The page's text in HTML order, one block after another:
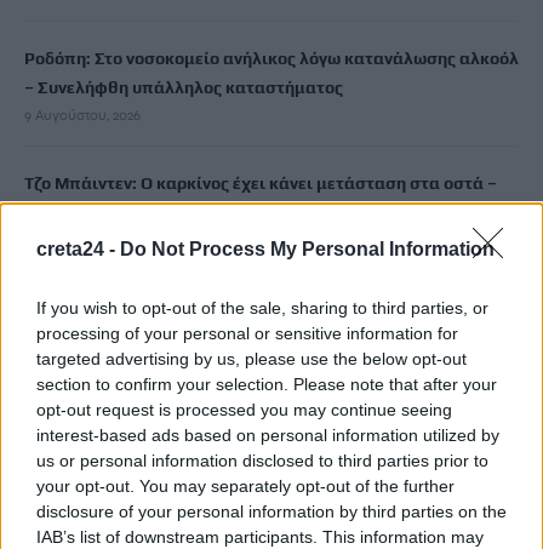
creta24 - Do Not Process My Personal Information
If you wish to opt-out of the sale, sharing to third parties, or
processing of your personal or sensitive information for
targeted advertising by us, please use the below opt-out
section to confirm your selection. Please note that after your
opt-out request is processed you may continue seeing
interest-based ads based on personal information utilized by
us or personal information disclosed to third parties prior to
your opt-out. You may separately opt-out of the further
disclosure of your personal information by third parties on the
IAB’s list of downstream participants. This information may
Ροδόπη: Στο νοσοκομείο ανήλικος λόγω κατανάλωσης αλκοόλ
– Συνελήφθη υπάλληλος καταστήματος
9 Αυγούστου, 2026
Τζο Μπάιντεν: Ο καρκίνος έχει κάνει μετάσταση στα οστά –
9 Αυγούστου, 2026
ΠΑΣΟΚ κατά εφημερίδας για την «συνάντηση»
Διαμαντοπούλου και Χριστοδουλάκη με Γεραπετρίτη:
«Φαντασιόπληκτο ρεπορτάζ»
9 Αυγούστου, 2026
Νέα μελέτη ρίχνει φως στο μυστήριο του «Καταρράκτη του
Αίματος» στην Ανταρκτική
9 Αυγούστου, 2026